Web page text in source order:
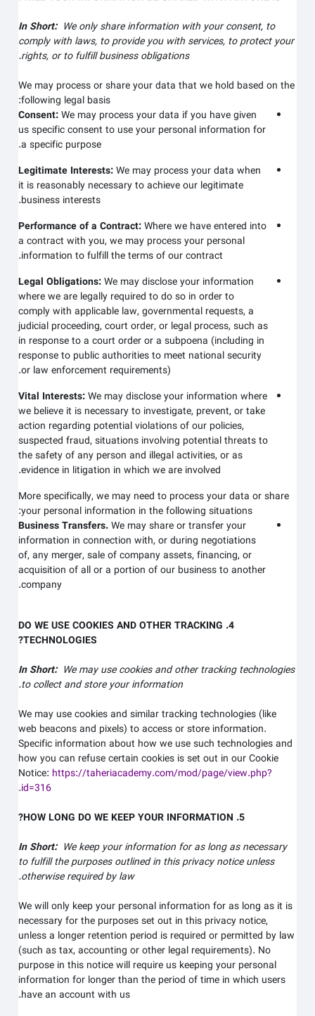
In Short:We only share information with your consent, to
comply with laws, to provide you with services, to protect your
rights, or to fulfill business obligations.
We may process or share your data that we hold based on the
following legal basis:
Consent:We may process your data if you have given
us specific consent to use your personal information for
a specific purpose.
Legitimate Interests:We may process your data when
it is reasonably necessary to achieve our legitimate
business interests.
Performance of a Contract:Where we have entered into
a contract with you, we may process your personal
information to fulfill the terms of our contract.
Legal Obligations:We may disclose your information
where we are legally required to do so in order to
comply with applicable law, governmental requests, a
judicial proceeding, court order, or legal process, such as
in response to a court order or a subpoena (including in
response to public authorities to meet national security
or law enforcement requirements).
Vital Interests:We may disclose your information where
we believe it is necessary to investigate, prevent, or take
action regarding potential violations of our policies,
suspected fraud, situations involving potential threats to
the safety of any person and illegal activities, or as
evidence in litigation in which we are involved.
More specifically, we may need to process your data or share
your personal information in the following situations:
Business Transfers.We may share or transfer your
information in connection with, or during negotiations
of, any merger, sale of company assets, financing, or
acquisition of all or a portion of our business to another
company.
4. DO WE USE COOKIES AND OTHER TRACKING
TECHNOLOGIES?
In Short:We may use cookies and other tracking technologies
to collect and store your information.
We may use cookies and similar tracking technologies (like
web beacons and pixels) to access or store information.
Specific information about how we use such technologies and
how you can refuse certain cookies is set out in our Cookie
Notice:https://taheriacademy.com/mod/page/view.php?
id=316
.
In Short:We keep your information for as long as necessary
to fulfill the purposes outlined in this privacy notice unless
otherwise required by law.
We will only keep your personal information for as long as it is
necessary for the purposes set out in this privacy notice,
unless a longer retention period is required or permitted by law
(such as tax, accounting or other legal requirements). No
purpose in this notice will require us keeping your personal
information for longer thanthe period of time in which users
have an account with us
.